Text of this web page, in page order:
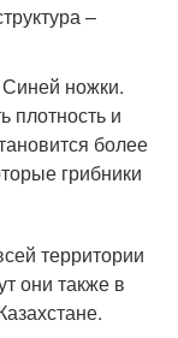
–
Синей ножки.
плотность и
более
грибники
территории
они также в